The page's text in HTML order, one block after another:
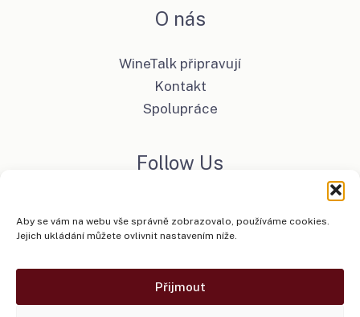
Aby se vám na webu vše správně zobrazovalo, používáme cookies.
Jejich ukládání můžete ovlivnit nastavením níže.
Přijmout
O nás
WineTalk připravují
Kontakt
Spolupráce
Follow Us
Instagram